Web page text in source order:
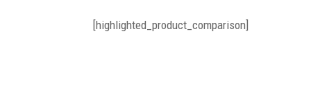
[highlighted_product_comparison]